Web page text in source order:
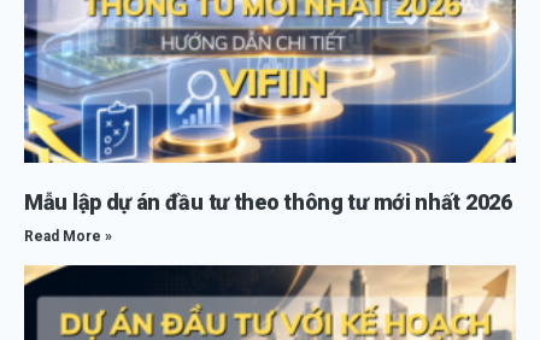
Mẫu lập dự án đầu tư theo thông tư mới nhất 2026
Read More »